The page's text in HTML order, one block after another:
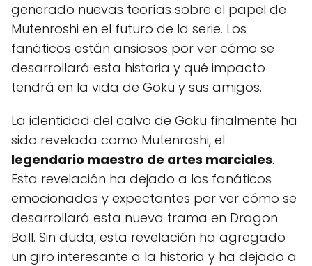
generado nuevas teorías sobre el papel de
Mutenroshi en el futuro de la serie. Los
fanáticos están ansiosos por ver cómo se
desarrollará esta historia y qué impacto
tendrá en la vida de Goku y sus amigos.
La identidad del calvo de Goku finalmente ha
sido revelada como Mutenroshi, el
legendario maestro de artes marciales.
Esta revelación ha dejado a los fanáticos
emocionados y expectantes por ver cómo se
desarrollará esta nueva trama en Dragon
Ball. Sin duda, esta revelación ha agregado
un giro interesante a la historia y ha dejado a